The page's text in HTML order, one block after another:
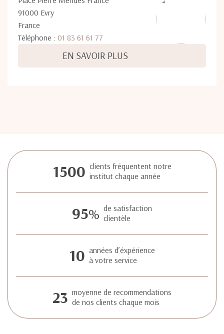
91000 Evry
France
Téléphone : 01 83 61 61 77
EN SAVOIR PLUS
1500 clients fréquentent notre
institut chaque année
95% de satisfaction
clientèle
10 années d’éxpérience
à votre service
23 moyenne de recommendations
de nos clients chaque mois